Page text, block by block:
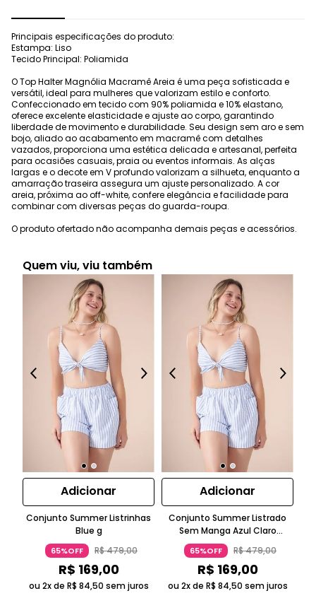
Principais especificações do produto:
Estampa: Liso
Tecido Principal: Poliamida
O Top Halter Magnólia Macramê Areia é uma peça sofisticada e
versátil, ideal para mulheres que valorizam estilo e conforto.
Confeccionado em tecido com 90% poliamida e 10% elastano,
oferece excelente elasticidade e ajuste ao corpo, garantindo
liberdade de movimento e durabilidade. Seu design sem aro e sem
bojo, aliado ao acabamento em macramê com detalhes
vazados, proporciona uma estética delicada e artesanal, perfeita
para ocasiões casuais, praia ou eventos informais. As alças
largas e o decote em V profundo valorizam a silhueta, enquanto a
amarração traseira assegura um ajuste personalizado. A cor
areia, próxima ao off-white, confere elegância e facilidade para
combinar com diversas peças do guarda-roupa.
O produto ofertado não acompanha demais peças e acessórios.
Quem viu, viu também
Adicionar
Conjunto Summer Listrinhas
Blue g
65%OFF R$479,00
R$ 169,00
ou 2x de R$ 84,50 sem juros
Adicionar
Conjunto Summer Listrado
Sem Manga Azul Claro
Suntime
65%OFF R$479,00
R$ 169,00
ou 2x de R$ 84,50 sem juros